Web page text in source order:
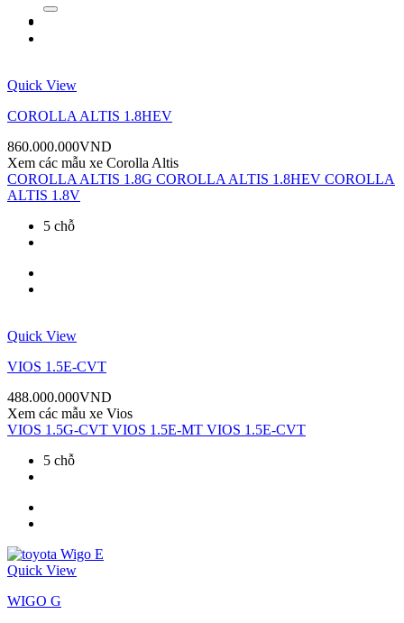
Quick View
COROLLA ALTIS 1.8HEV
860.000.000VND
Xem các mẫu xe Corolla Altis
COROLLA ALTIS 1.8G COROLLA ALTIS 1.8HEV COROLLA
ALTIS 1.8V
5 chỗ
Quick View
VIOS 1.5E-CVT
488.000.000VND
Xem các mẫu xe Vios
VIOS 1.5G-CVT VIOS 1.5E-MT VIOS 1.5E-CVT
5 chỗ
Quick View
WIGO G